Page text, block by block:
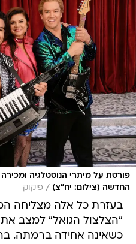
פורטת על מיתרי הנוסטלגיה
החדשה (צילום: יח"צ) / פיקוק
בעזרת כל אלה מצליחה
"הצלצול הגואל" למצב את
כשאינה אחידה ברמתה.